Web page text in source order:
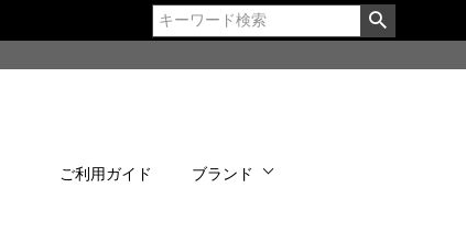
ご利用ガイド ブランド